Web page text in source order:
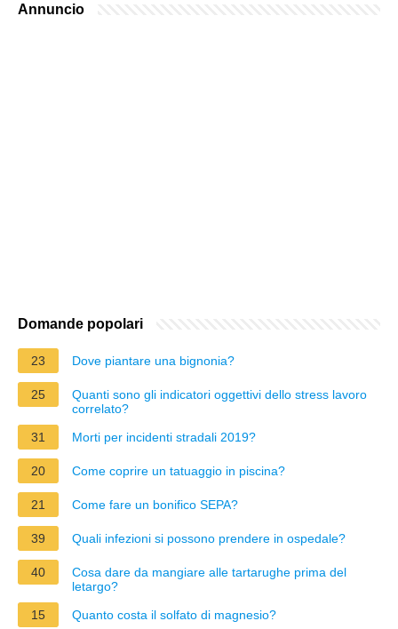
Annuncio
Domande popolari
23 Dove piantare una bignonia?
25
Quanti sono gli indicatori oggettivi dello stress lavoro
correlato?
31
Morti per incidenti stradali 2019?
20 Come coprire un tatuaggio in piscina?
21 Come fare un bonifico SEPA?
39 Quali infezioni si possono prendere in ospedale?
40
Cosa dare da mangiare alle tartarughe prima del
letargo?
15
Quanto costa il solfato di magnesio?